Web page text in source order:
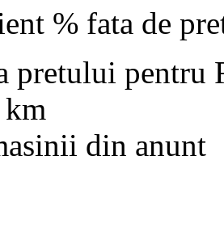
% fata de
pretului pentru
din anunt